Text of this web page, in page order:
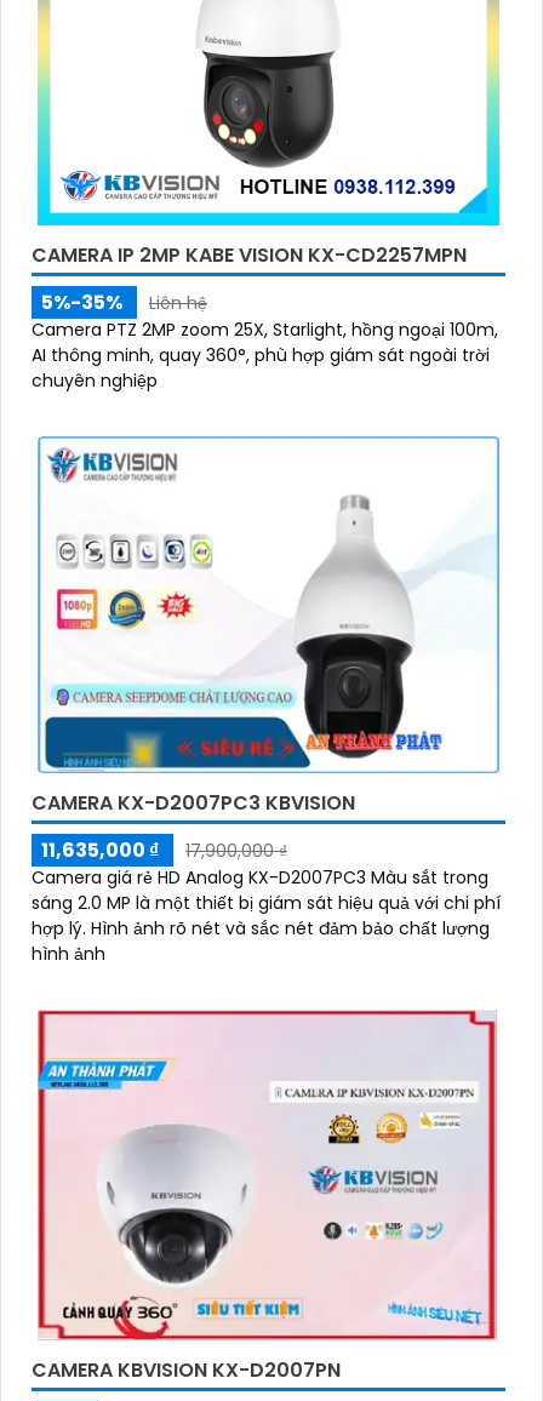
CAMERA IP 2MP KABE VISION KX-CD2257MPN
5%-35%
Liên hệ
Camera PTZ 2MP zoom 25X, Starlight, hồng ngoại 100m,
AI thông minh, quay 360°, phù hợp giám sát ngoài trời
chuyên nghiệp
CAMERA KX-D2007PC3 KBVISION
11,635,000 ₫
17,900,000 ₫
Camera giá rẻ HD Analog KX-D2007PC3 Màu sắt trong
sáng 2.0 MP là một thiết bị giám sát hiệu quả với chi phí
hợp lý. Hình ảnh rõ nét và sắc nét đảm bảo chất lượng
hình ảnh
CAMERA KBVISION KX-D2007PN